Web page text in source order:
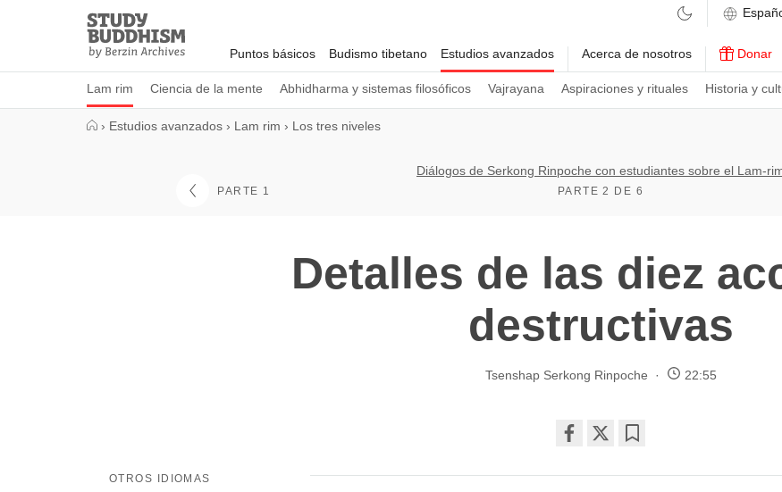
Study
Buddhism
Home
Puntos básicos Budismo tibetano Estudios avanzados
Lam rim Ciencia de la mente Abhidharma y sistemas filosóficos Vajrayana Aspiraciones y rituales Historia y
Acerca de nosotros Donar
› Estudios avanzados › Lam rim › Los tres niveles
PARTE 1
Diálogos de Serkong Rinpoche con estudiantes sobre el Lam-
PARTE 2 DE 6
Detalles de las diez
destructivas
Tsenshap Serkong Rinpoche 22:55
on
OTROS IDIOMAS